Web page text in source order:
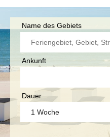
Name des Gebiets
Ankunft
Dauer